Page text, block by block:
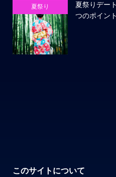
夏祭り
夏祭りデー
つのポイント
このサイトについて